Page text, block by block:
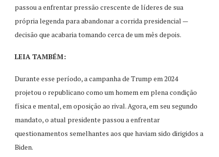
passou a enfrentar pressão crescente de líderes de sua
própria legenda para abandonar a corrida presidencial —
decisão que acabaria tomando cerca de um mês depois.
LEIA TAMBÉM:
Durante esse período, a campanha de Trump em 2024
projetou o republicano como um homem em plena condição
física e mental, em oposição ao rival. Agora, em seu segundo
mandato, o atual presidente passou a enfrentar
questionamentos semelhantes aos que haviam sido dirigidos a
Biden.